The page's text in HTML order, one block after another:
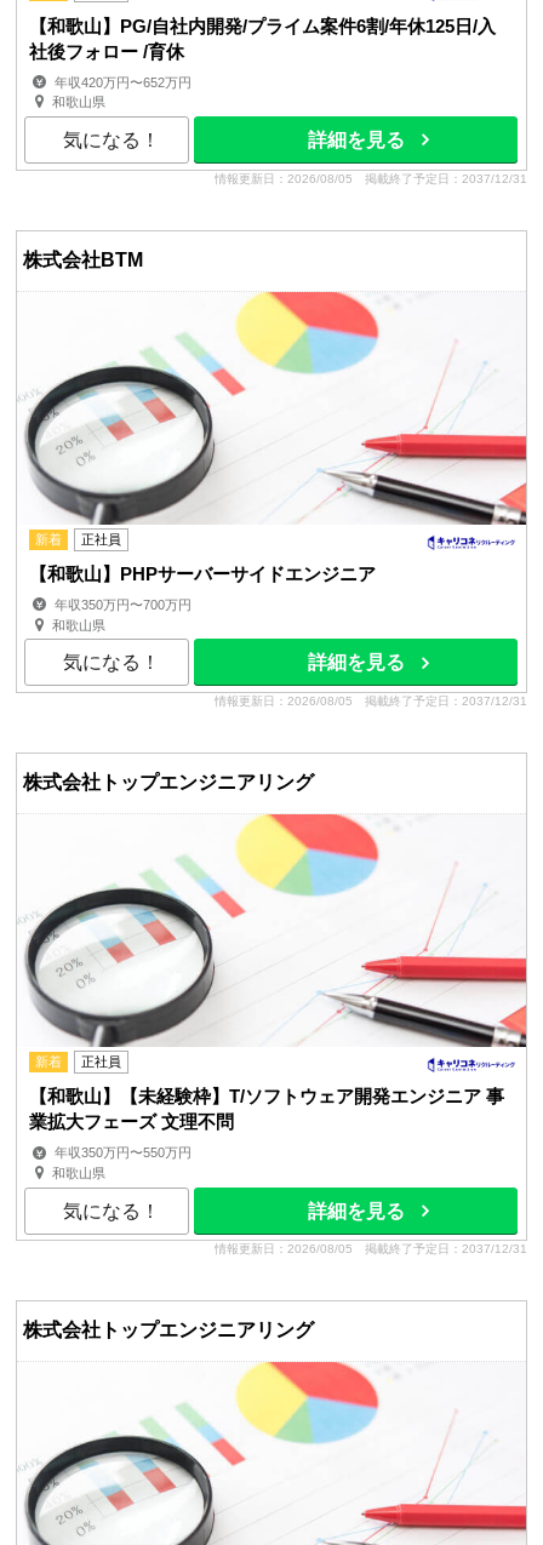
【和歌山】PG/自社内開発/プライム案件6割/年休125日/入
社後フォロー /育休
年収420万円〜652万円
和歌山県
気になる！ 詳細を見る
情報更新日：2026/08/05 掲載終了予定日：2037/12/31
株式会社BTM
新着 正社員
【和歌山】PHPサーバーサイドエンジニア
年収350万円〜700万円
和歌山県
気になる！ 詳細を見る
情報更新日：2026/08/05 掲載終了予定日：2037/12/31
株式会社トップエンジニアリング
新着 正社員
【和歌山】【未経験枠】T/ソフトウェア開発エンジニア 事
業拡大フェーズ 文理不問
年収350万円〜550万円
和歌山県
気になる！ 詳細を見る
情報更新日：2026/08/05 掲載終了予定日：2037/12/31
株式会社トップエンジニアリング